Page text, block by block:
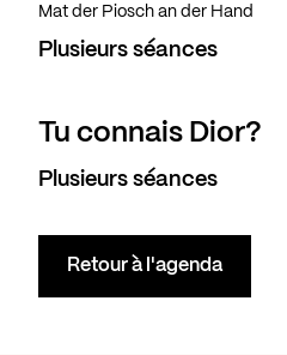
Mat der Piosch an der Hand
Plusieurs séances
Tu connais Dior?
Plusieurs séances
Retour à l'agenda